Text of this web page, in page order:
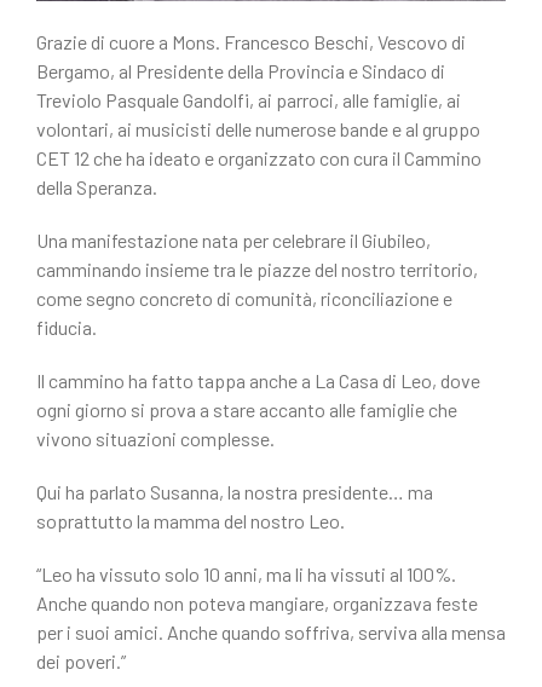
Grazie di cuore a Mons. Francesco Beschi, Vescovo di
Bergamo, al Presidente della Provincia e Sindaco di
Treviolo Pasquale Gandolfi, ai parroci, alle famiglie, ai
volontari, ai musicisti delle numerose bande e al gruppo
CET 12 che ha ideato e organizzato con cura il Cammino
della Speranza.
Una manifestazione nata per celebrare il Giubileo,
camminando insieme tra le piazze del nostro territorio,
come segno concreto di comunità, riconciliazione e
fiducia.
Il cammino ha fatto tappa anche a La Casa di Leo, dove
ogni giorno si prova a stare accanto alle famiglie che
vivono situazioni complesse.
Qui ha parlato Susanna, la nostra presidente… ma
soprattutto la mamma del nostro Leo.
“Leo ha vissuto solo 10 anni, ma li ha vissuti al 100%.
Anche quando non poteva mangiare, organizzava feste
per i suoi amici. Anche quando soffriva, serviva alla mensa
dei poveri.”